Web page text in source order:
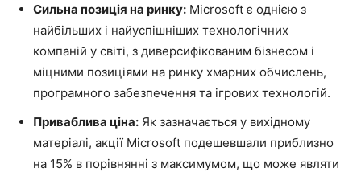
Сильна позиція на ринку: Microsoft є однією з
найбільших і найуспішніших технологічних
компаній у світі, з диверсифікованим бізнесом і
міцними позиціями на ринку хмарних обчислень,
програмного забезпечення та ігрових технологій.
Приваблива ціна: Як зазначається у вихідному
матеріалі, акції Microsoft подешевшали приблизно
на 15% в порівнянні з максимумом, що може являти